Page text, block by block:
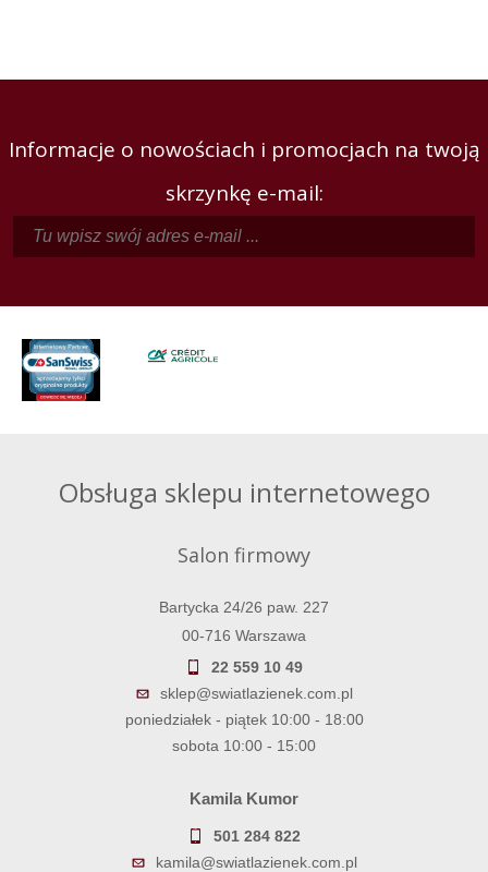
Informacje o nowościach i promocjach na twoją
skrzynkę e-mail:
Obsługa sklepu internetowego
Salon firmowy
Bartycka 24/26 paw. 227
00-716 Warszawa
22 559 10 49
sklep@swiatlazienek.com.pl
poniedziałek - piątek 10:00 - 18:00
sobota 10:00 - 15:00
Kamila Kumor
501 284 822
kamila@swiatlazienek.com.pl